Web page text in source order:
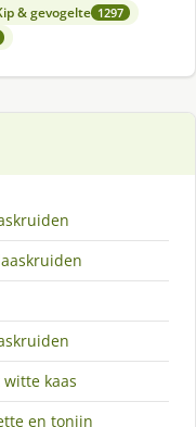
& gevogelte 1297
kaas
en tonijn